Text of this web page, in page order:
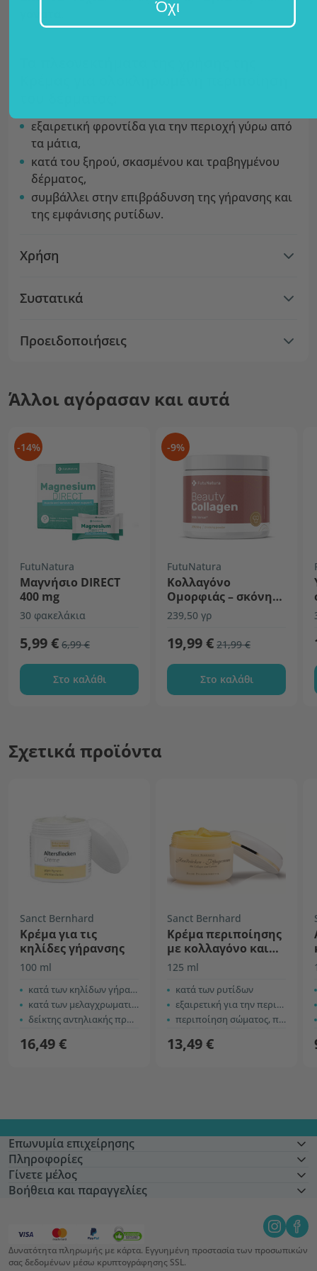
εξαιρετική φροντίδα για την περιοχή γύρω από
τα μάτια,
κατά του ξηρού, σκασμένου και τραβηγμένου
δέρματος,
συμβάλλει στην επιβράδυνση της γήρανσης και
της εμφάνισης ρυτίδων.
Χρήση
Συστατικά
Προειδοποιήσεις
Άλλοι αγόρασαν και αυτά
-14%
FutuNatura
Μαγνήσιο DIRECT
400 mg
30 φακελάκια
5,99 € 6,99 €
Στο καλάθι
-9%
FutuNatura
Κολλαγόνο
Ομορφιάς – σκόνη
για ρόφημα
239,50 γρ
19,99 € 21,99 €
Στο καλάθι
Σχετικά προϊόντα
Sanct Bernhard
Κρέμα για τις
κηλίδες γήρανσης
100 ml
κατά των κηλίδων γήρανσης
κατά των μελαγχρωματικών κηλίδων
δείκτης αντηλιακής προστασίας SPF 10
16,49 €
Sanct Bernhard
Κρέμα περιποίησης
με κολλαγόνο και
καροτίνη
125 ml
κατά των ρυτίδων
εξαιρετική για την περιποίηση του ξηρού δέρματος
περιποίηση σώματος, προσώπου, χεριών και νυχιών
13,49 €
Επωνυμία επιχείρησης
Πληροφορίες
Γίνετε μέλος
Βοήθεια και παραγγελίες
Δυνατότητα πληρωμής με κάρτα. Εγγυημένη προστασία των προσωπικών
σας δεδομένων μέσω κρυπτογράφησης SSL.
Όχι